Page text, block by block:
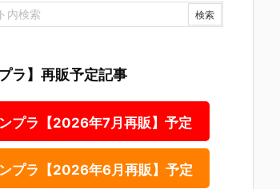
プラ】再販予定記事
プラ【2026年7月再販】予定
プラ【2026年6月再販】予定